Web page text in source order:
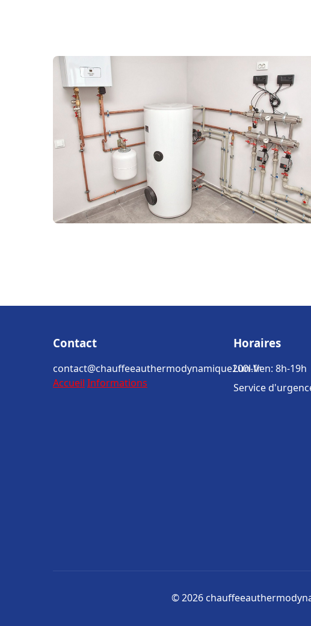
Contact
contact@chauffeeauthermodynamique200l.fr
Accueil Informations
Horaires
Lun-Ven: 8h-19h
Service
© 2026